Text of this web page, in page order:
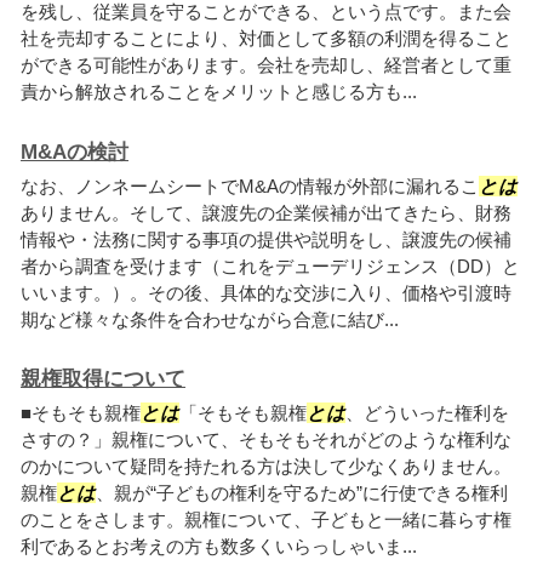
を残し、従業員を守ることができる、という点です。また会
社を売却することにより、対価として多額の利潤を得ること
ができる可能性があります。会社を売却し、経営者として重
責から解放されることをメリットと感じる方も...
M&Aの検討
なお、ノンネームシートでM&Aの情報が外部に漏れるこ とは
ありません。そして、譲渡先の企業候補が出てきたら、財務
情報や・法務に関する事項の提供や説明をし、譲渡先の候補
者から調査を受けます（これをデューデリジェンス（DD）と
いいます。）。その後、具体的な交渉に入り、価格や引渡時
期など様々な条件を合わせながら合意に結び...
親権取得について
■そもそも親権とは「そもそも親権とは、どういった権利を
さすの？」親権について、そもそもそれがどのような権利な
のかについて疑問を持たれる方は決して少なくありません。
親権とは、親が“子どもの権利を守るため”に行使できる権利
のことをさします。親権について、子どもと一緒に暮らす権
利であるとお考えの方も数多くいらっしゃいま...